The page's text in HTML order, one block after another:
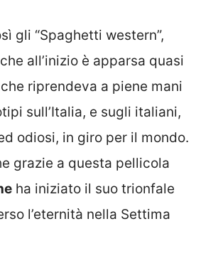
gli “Spaghetti western”,
all’inizio è apparsa quasi
riprendeva a piene mani
sull’Italia, e sugli italiani,
odiosi, in giro per il mondo.
grazie a questa pellicola
ha iniziato il suo trionfale
l’eternità nella Settima